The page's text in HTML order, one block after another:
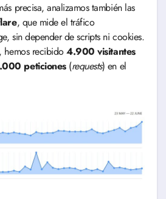
precisa, analizamos también las
, que mide el tráfico
sin depender de scripts ni cookies.
hemos recibido4.900 visitantes
peticiones(requests) en el